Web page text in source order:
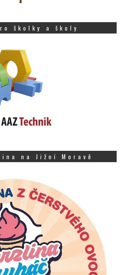
školky a školy
na Jižní Moravě